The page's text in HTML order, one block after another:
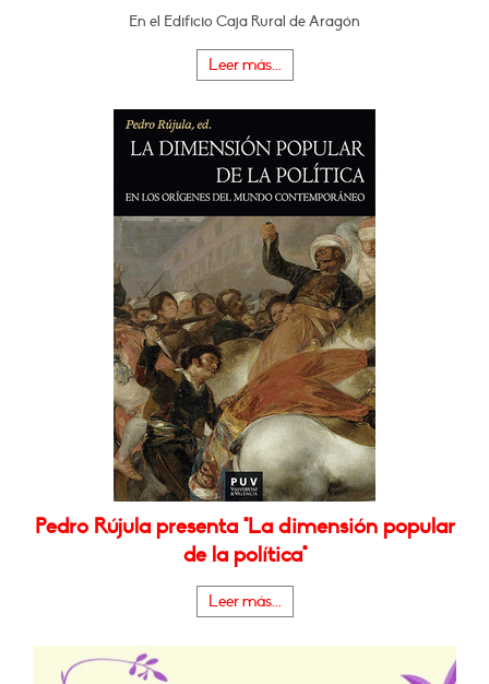
En el Edificio Caja Rural de Aragón
Leer más...
Pedro Rújula presenta "La dimensión popular
de la política"
Leer más...